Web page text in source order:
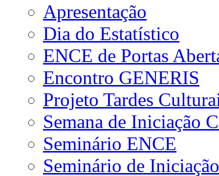
Apresentação
Dia do Estatístico
ENCE de Portas
Encontro GENERIS
Projeto Tardes
Semana de Iniciação
Seminário ENCE
Seminário de